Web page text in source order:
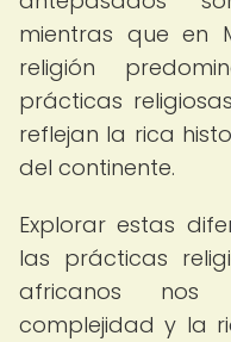
mientras que en
religión
prácticas
reflejan la rica
del continente.
Explorar estas
las prácticas
africanos nos
complejidad y la